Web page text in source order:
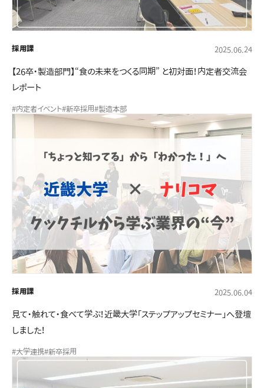
採用課 2025.06.24
【26卒・製造部門】“食の未来をつくる同期” と初対面！内定者交流会
レポート
#内定者イベント#新卒採用#製造本部
採用課 2025.06.04
見て・触れて・食べて学ぶ！近畿大学「ステップアップセミナー」へ登壇
しました！
#大学連携#新卒採用